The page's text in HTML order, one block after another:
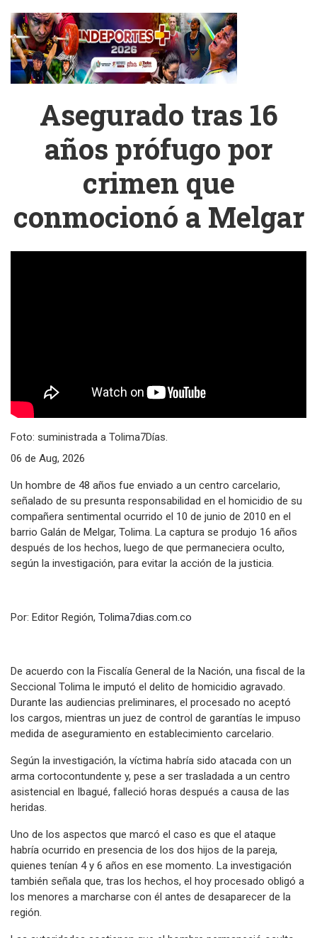
Asegurado tras 16
años prófugo por
crimen que
conmocionó a Melgar
Foto: suministrada a Tolima7Días.
06 de Aug, 2026
Un hombre de 48 años fue enviado a un centro carcelario,
señalado de su presunta responsabilidad en el homicidio de su
compañera sentimental ocurrido el 10 de junio de 2010 en el
barrio Galán de Melgar, Tolima. La captura se produjo 16 años
después de los hechos, luego de que permaneciera oculto,
según la investigación, para evitar la acción de la justicia.
Por: Editor Región, Tolima7dias.com.co
De acuerdo con la Fiscalía General de la Nación, una fiscal de la
Seccional Tolima le imputó el delito de homicidio agravado.
Durante las audiencias preliminares, el procesado no aceptó
los cargos, mientras un juez de control de garantías le impuso
medida de aseguramiento en establecimiento carcelario.
Según la investigación, la víctima habría sido atacada con un
arma cortocontundente y, pese a ser trasladada a un centro
asistencial en Ibagué, falleció horas después a causa de las
heridas.
Uno de los aspectos que marcó el caso es que el ataque
habría ocurrido en presencia de los dos hijos de la pareja,
quienes tenían 4 y 6 años en ese momento. La investigación
también señala que, tras los hechos, el hoy procesado obligó a
los menores a marcharse con él antes de desaparecer de la
región.